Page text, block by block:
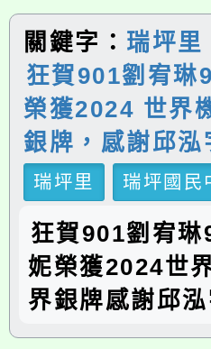
關鍵字： 瑞坪里
狂賀901劉宥琳
榮獲2024 世界
銀牌，感謝邱泓
瑞坪里
瑞坪國民
狂賀901劉宥
妮榮獲2024世
界銀牌感謝邱